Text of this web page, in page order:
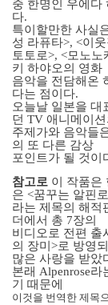
중 한명인 우에다
다.
특이할만한 사실
성 라퓨타>, <이웃
토토로>, <모노노
키 하야오의 영화
음악을 전담해온
다는 점이다.
오늘날 일본을 대
던 TV 애니메이션
주제가와 음악들
의 또 다른 감상
포인트가 될 것이
참고로 이 작품은
은 <꿈꾸는 알핀로
라는 제목의 해적
더에서 총 7장의
비디오로 전편 출
의 장미 >로 방영
많은 사랑을 받았
본래 Alpenrose라
기 때문에
이것을 번역한 제목